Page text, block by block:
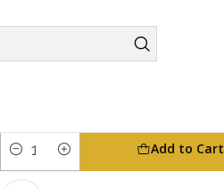
Quantity
Add to Cart